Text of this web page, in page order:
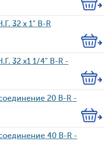
Кол-
во
32 х 1" B-R
Кол-
во
32 х1 1/4" B-R -
Кол-
во
20 B-R -
Кол-
во
40 B-R -